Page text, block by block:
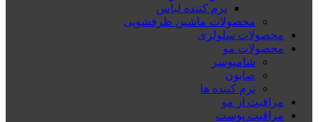
نرم کننده لباس
محصولات ماشین ظرفشویی
محصولات سلولزی
محصولات مو
شامپوسر
صابون
نرم کننده ها
مراقبت از مو
مراقبت پوست